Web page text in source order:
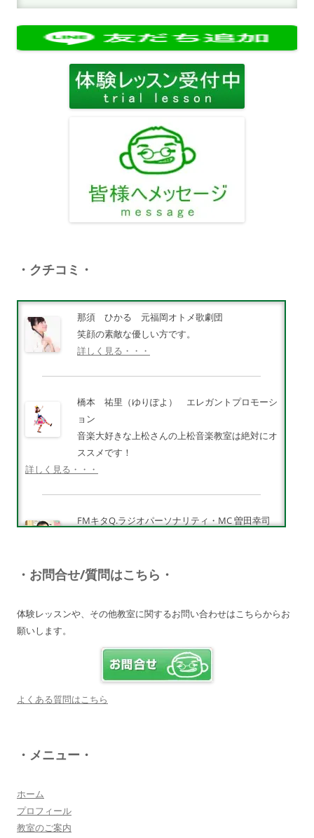
・クチコミ・
那須 ひかる 元福岡オトメ歌劇団
笑顔の素敵な優しい方です。
詳しく見る・・・
橋本 祐里（ゆりぽよ） エレガントプロモーシ
ョン
音楽大好きな上松さんの上松音楽教室は絶対にオ
ススメです！
詳しく見る・・・
FMキタQ.ラジオパーソナリティ・MC 曽田幸司
♪
上松先生に教わればきっともっともっと音楽大好
きになりますよ♪
大切なお子さんの習い事。
・お問合せ/質問はこちら・
体験レッスンや、その他教室に関するお問い合わせはこちらからお
願いします。
よくある質問はこちら
・メニュー・
ホーム
プロフィール
教室のご案内